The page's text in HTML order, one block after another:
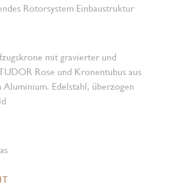
Rotorsystem Einbaustruktur
mit gravierter und
Rose und Kronen­tubus aus
Edelstahl, überzogen